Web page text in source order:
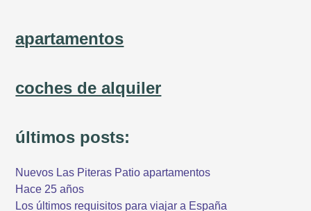
apartamentos
coches de alquiler
últimos posts:
Nuevos Las Piteras Patio apartamentos
Hace 25 años
Los últimos requisitos para viajar a España